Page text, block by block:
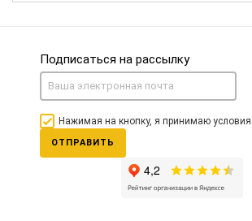
Подписаться на рассылку
Нажимая на кнопку, я принимаю
ОТПРАВИТЬ